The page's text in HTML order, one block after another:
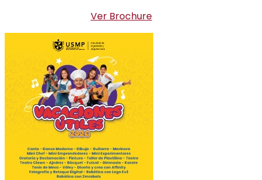
Ver Brochure